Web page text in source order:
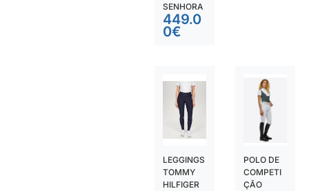
SENHORA
449.0
0€
LEGGINGS
TOMMY
HILFIGER
POLO DE
COMPETI
ÇÃO